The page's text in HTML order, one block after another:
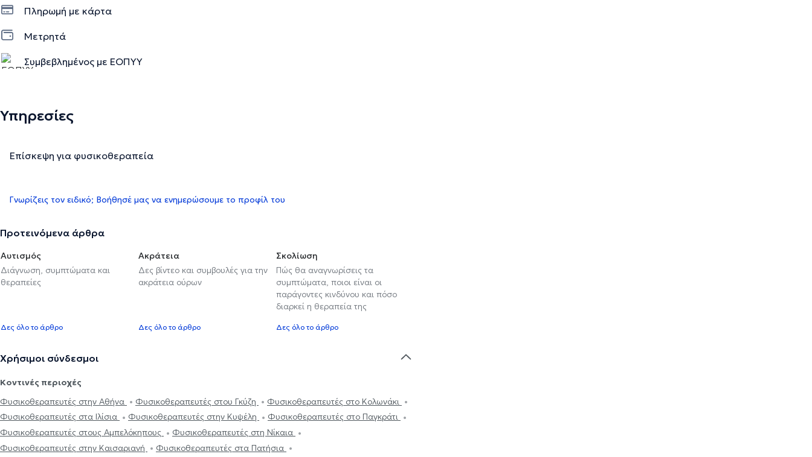
Πληρωμή με κάρτα
Μετρητά
Συμβεβλημένος με ΕΟΠΥΥ
Υπηρεσίες
Επίσκεψη για φυσικοθεραπεία
Γνωρίζεις τον ειδικό; Βοήθησέ μας να ενημερώσουμε το προφίλ του
Προτεινόμενα άρθρα
Αυτισμός
Διάγνωση, συμπτώματα και
θεραπείες
Δες όλο το άρθρο
Ακράτεια
Δες βίντεο και συμβουλές για την
ακράτεια ούρων
Δες όλο το άρθρο
Σκολίωση
Πώς θα αναγνωρίσεις τα
συμπτώματα, ποιοι είναι οι
παράγοντες κινδύνου και πόσο
διαρκεί η θεραπεία της
Δες όλο το άρθρο
Χρήσιμοι σύνδεσμοι
Κοντινές περιοχές
Φυσικοθεραπευτές στην Αθήνα
Φυσικοθεραπευτές στου Γκύζη
Φυσικοθεραπευτές στο Κολωνάκι
Φυσικοθεραπευτές στα Ιλίσια
Φυσικοθεραπευτές στην Κυψέλη
Φυσικοθεραπευτές στο Παγκράτι
Φυσικοθεραπευτές στους Αμπελόκηπους
Φυσικοθεραπευτές στη Νίκαια
Φυσικοθεραπευτές στην Καισαριανή
Φυσικοθεραπευτές στα Πατήσια